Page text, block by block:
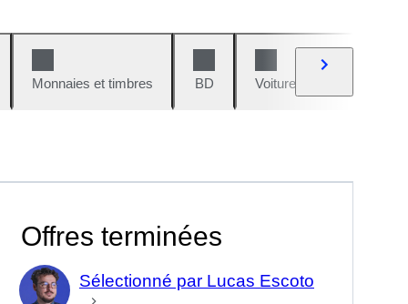
Monnaies et timbres BD Voitures et motos
Offres terminées
Sélectionné par Lucas Escoto